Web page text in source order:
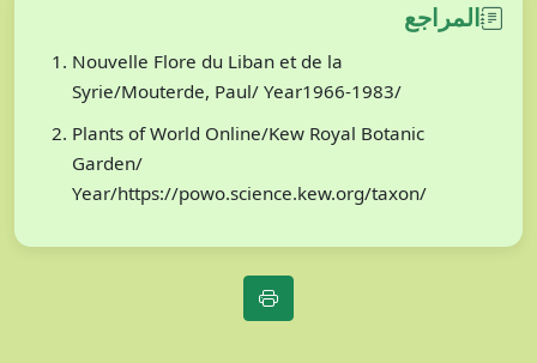
المراجع
Nouvelle Flore du Liban et de la
Syrie/Mouterde, Paul/ Year1966-1983/
Plants of World Online/Kew Royal Botanic
Garden/
Year/https://powo.science.kew.org/taxon/